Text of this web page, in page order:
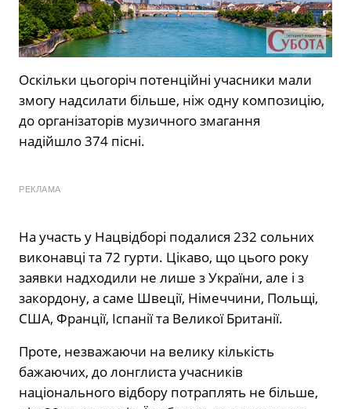
Оскільки цьогоріч потенційні учасники мали
змогу надсилати більше, ніж одну композицію,
до організаторів музичного змагання
надійшло374 пісні.
РЕКЛАМА
На участь у Нацвідборі подалися 232 сольних
виконавці та 72 гурти. Цікаво, що цього року
заявки надходили не лише з України, але і з
закордону, а саме Швеції, Німеччини, Польщі,
США, Франції, Іспанії та Великої Британії.
Проте, незважаючи на велику кількість
бажаючих, до лонглиста учасників
національного відбору потраплять не більше,